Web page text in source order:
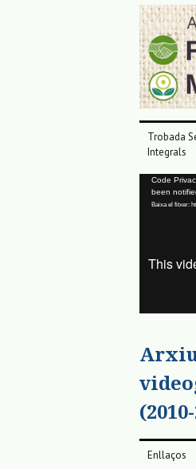
Trobada
Integrals
Reproductor
vídeo
Code
been
Baixa el fitxer:
Enllaços